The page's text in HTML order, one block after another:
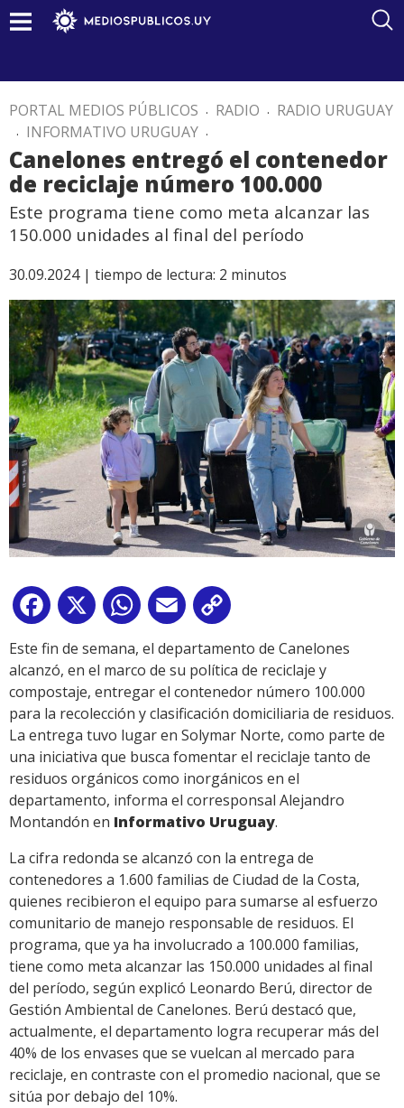
PORTAL MEDIOS PÚBLICOS . RADIO . RADIO URUGUAY
. INFORMATIVO URUGUAY .
Canelones entregó el contenedor
de reciclaje número 100.000
Este programa tiene como meta alcanzar las
150.000 unidades al final del período
30.09.2024 | tiempo de lectura: 2 minutos
Facebook
X WhatsApp
Email
Link
Este fin de semana, el departamento de Canelones
alcanzó, en el marco de su política de reciclaje y
compostaje, entregar el contenedor número 100.000
para la recolección y clasificación domiciliaria de residuos.
La entrega tuvo lugar en Solymar Norte, como parte de
una iniciativa que busca fomentar el reciclaje tanto de
residuos orgánicos como inorgánicos en el
departamento, informa el corresponsal Alejandro
Montandón en Informativo Uruguay.
La cifra redonda se alcanzó con la entrega de
contenedores a 1.600 familias de Ciudad de la Costa,
quienes recibieron el equipo para sumarse al esfuerzo
comunitario de manejo responsable de residuos. El
programa, que ya ha involucrado a 100.000 familias,
tiene como meta alcanzar las 150.000 unidades al final
del período, según explicó Leonardo Berú, director de
Gestión Ambiental de Canelones. Berú destacó que,
actualmente, el departamento logra recuperar más del
40% de los envases que se vuelcan al mercado para
reciclaje, en contraste con el promedio nacional, que se
sitúa por debajo del 10%.